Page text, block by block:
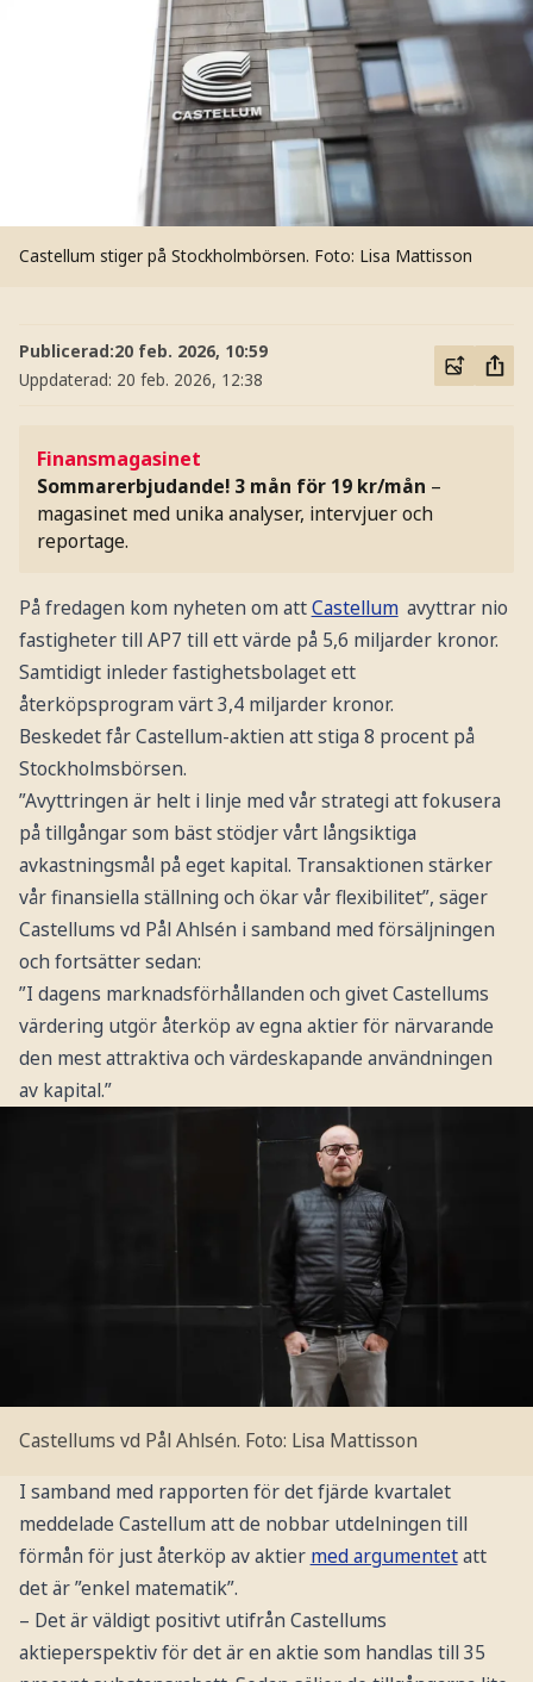
Castellum stiger på Stockholmbörsen. Foto: Lisa Mattisson
Publicerad:20 feb. 2026, 10:59
Uppdaterad: 20 feb. 2026, 12:38
Finansmagasinet
Sommarerbjudande! 3 mån för 19 kr/mån –
magasinet med unika analyser, intervjuer och
reportage.
På fredagen kom nyheten om attCastellum avyttrar nio
fastigheter till AP7 till ett värde på 5,6 miljarder kronor.
Samtidigt inleder fastighetsbolaget ett
återköpsprogram värt 3,4 miljarder kronor.
Beskedet får Castellum-aktien att stiga 8 procent på
Stockholmsbörsen.
”Avyttringen är helt i linje med vår strategi att fokusera
på tillgångar som bäst stödjer vårt långsiktiga
avkastningsmål på eget kapital. Transaktionen stärker
vår finansiella ställning och ökar vår flexibilitet”, säger
Castellums vd Pål Ahlsén i samband med försäljningen
och fortsätter sedan:
”I dagens marknadsförhållanden och givet Castellums
värdering utgör återköp av egna aktier för närvarande
den mest attraktiva och värdeskapande användningen
av kapital.”
Castellums vd Pål Ahlsén. Foto: Lisa Mattisson
I samband med rapporten för det fjärde kvartalet
meddelade Castellum att de nobbar utdelningen till
förmån för just återköp av aktier med argumentetatt
det är ”enkel matematik”.
– Det är väldigt positivt utifrån Castellums
aktieperspektiv för det är en aktie som handlas till 35